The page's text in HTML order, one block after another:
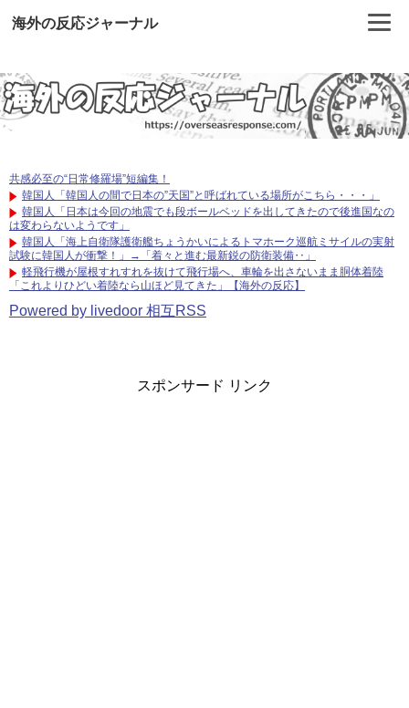
海外の反応ジャーナル
共感必至の“日常修羅場”短編集！
韓国人「韓国人の間で日本の”天国”と呼ばれている場所がこちら・・・」
韓国人「日本は今回の地震でも段ボールベッドを出してきたので後進国なの
は変わらないようです」
韓国人「海上自衛隊護衛艦ちょうかいによるトマホーク巡航ミサイルの実射
試験に韓国人が衝撃！」→「着々と進む最新鋭の防衛装備‥」
軽飛行機が屋根すれすれを抜けて飛行場へ、車輪を出さないまま胴体着陸
「これよりひどい着陸なら山ほど見てきた」【海外の反応】
Powered by livedoor 相互RSS
スポンサード リンク